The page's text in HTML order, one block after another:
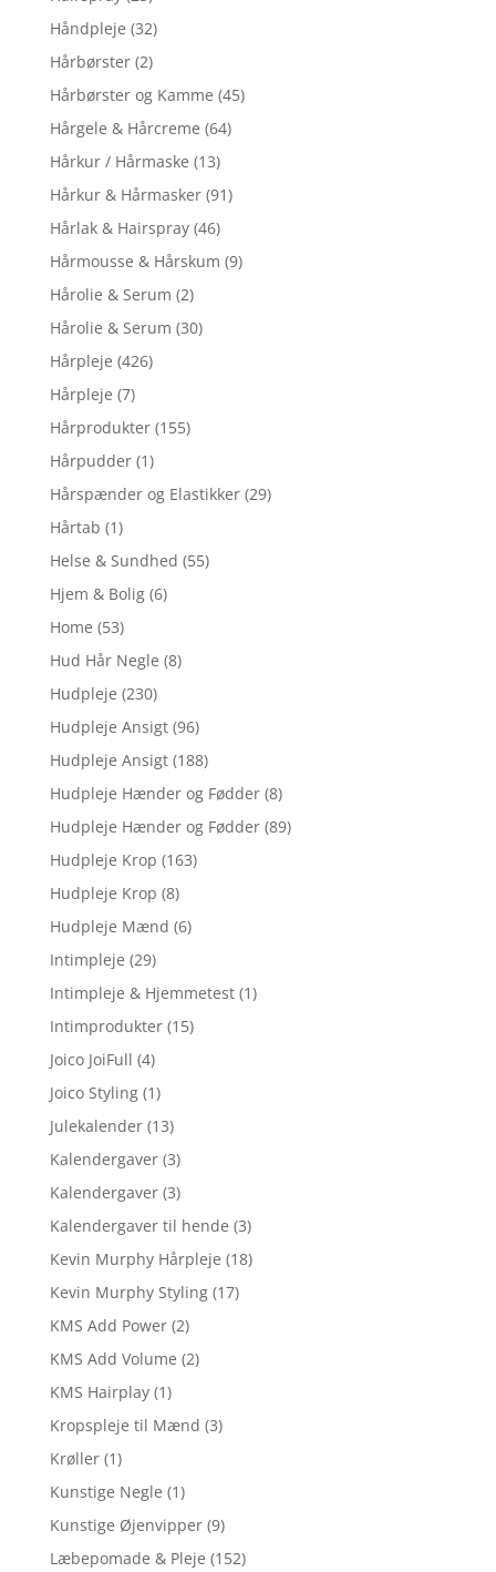
Håndpleje (32)
Hårbørster (2)
Hårbørster og Kamme (45)
Hårgele & Hårcreme (64)
Hårkur / Hårmaske (13)
Hårkur & Hårmasker (91)
Hårlak & Hairspray (46)
Hårmousse & Hårskum (9)
Hårolie & Serum (2)
Hårolie & Serum (30)
Hårpleje (426)
Hårpleje (7)
Hårprodukter (155)
Hårpudder (1)
Hårspænder og Elastikker (29)
Hårtab (1)
Helse & Sundhed (55)
Hjem & Bolig (6)
Home (53)
Hud Hår Negle (8)
Hudpleje (230)
Hudpleje Ansigt (96)
Hudpleje Ansigt (188)
Hudpleje Hænder og Fødder (8)
Hudpleje Hænder og Fødder (89)
Hudpleje Krop (163)
Hudpleje Krop (8)
Hudpleje Mænd (6)
Intimpleje (29)
Intimpleje & Hjemmetest (1)
Intimprodukter (15)
Joico JoiFull (4)
Joico Styling (1)
Julekalender (13)
Kalendergaver (3)
Kalendergaver (3)
Kalendergaver til hende (3)
Kevin Murphy Hårpleje (18)
Kevin Murphy Styling (17)
KMS Add Power (2)
KMS Add Volume (2)
KMS Hairplay (1)
Kropspleje til Mænd (3)
Krøller (1)
Kunstige Negle (1)
Kunstige Øjenvipper (9)
Læbepomade & Pleje (152)